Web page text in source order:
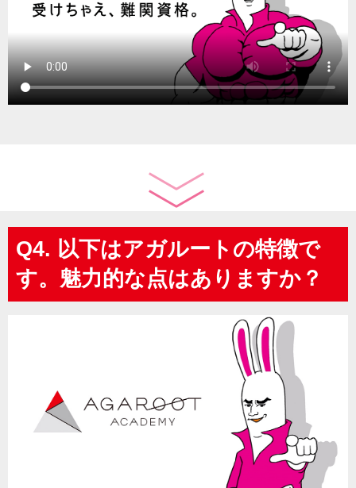
Q4. 以下はアガルートの特徴で
す。魅力的な点はありますか？